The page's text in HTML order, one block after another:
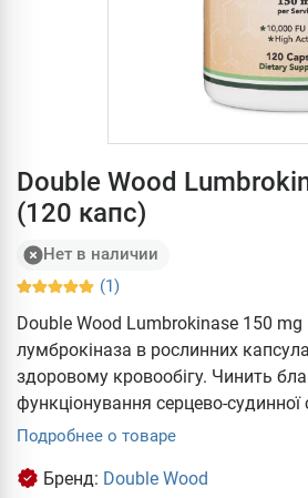
Double Wood
(120 капс)
Нет в наличии
(1)
Double Wood Lumbrokinase 150
лумброкіназа в рослинних
здоровому кровообігу. Чинить
функціонування серцево-судинної
Подробнее о товаре
Бренд: Double Wood